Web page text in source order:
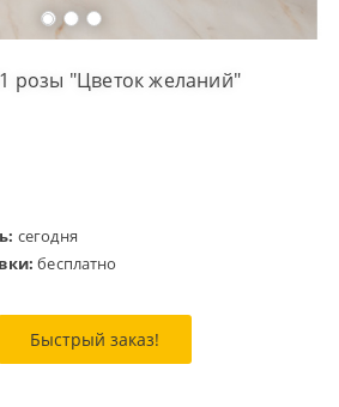
розы "Цветок желаний"
сегодня
бесплатно
Быстрый заказ!